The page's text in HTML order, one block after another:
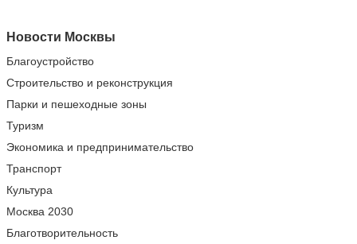
Новости Москвы
Благоустройство
Строительство и реконструкция
Парки и пешеходные зоны
Туризм
Экономика и предпринимательство
Транспорт
Культура
Москва 2030
Благотворительность